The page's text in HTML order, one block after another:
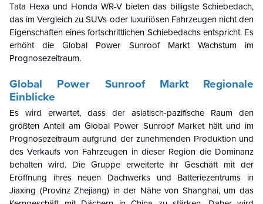
Tata Hexa und Honda WR-V bieten das billigste Schiebedach,
das im Vergleich zu SUVs oder luxuriösen Fahrzeugen nicht den
Eigenschaften eines fortschrittlichen Schiebedachs entspricht. Es
erhöht dieGlobal Power Sunroof MarktWachstum im
Prognosezeitraum.
Global Power Sunroof Markt Regionale
Einblicke
Es wird erwartet, dass der asiatisch-pazifische Raum den
größten Anteil am Global Power Sunroof Market hält und im
Prognosezeitraum aufgrund der zunehmenden Produktion und
des Verkaufs von Fahrzeugen in dieser Region die Dominanz
behalten wird. Die Gruppe erweiterte ihr Geschäft mit der
Eröffnung ihres neuen Dachwerks und Batteriezentrums in
Jiaxing (Provinz Zhejiang) in der Nähe von Shanghai, um das